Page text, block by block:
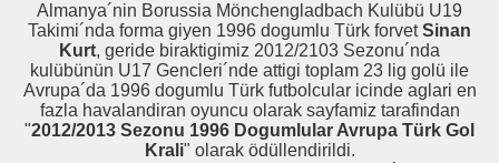
Almanya´nin Borussia Mönchengladbach Kulübü U19
Takimi´nda forma giyen 1996 dogumlu Türk forvetSinan
Kurt, geride biraktigimiz 2012/2103 Sezonu´nda
kulübünün U17 Gencleri´nde attigi toplam 23 lig golü ile
Avrupa´da 1996 dogumlu Türk futbolcular icinde aglari en
fazla havalandiran oyuncu olarak sayfamiz tarafindan
"2012/2013 Sezonu 1996 Dogumlular Avrupa Türk Gol
Krali" olarak ödüllendirildi.